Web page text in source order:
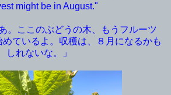
might be in August."
。ここのぶどうの木、もうフルーツ
めているよ。収穫は、８月になるかも
しれないな。」